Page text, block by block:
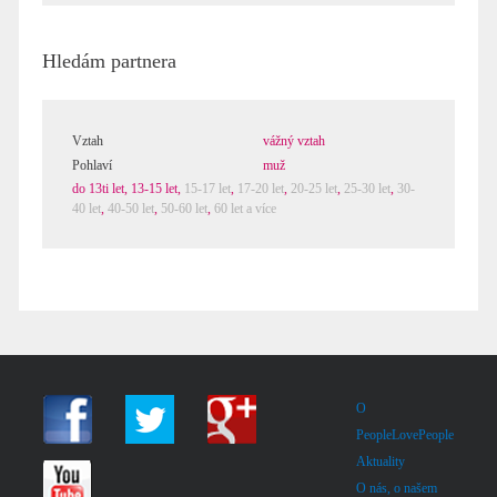
Hledám partnera
Vztah
vážný vztah
Pohlaví
muž
do 13ti let, 13-15 let, 15-17 let, 17-20 let, 20-25 let, 25-30 let, 30-
40 let, 40-50 let, 50-60 let, 60 let a více
O
PeopleLovePeople
Aktuality
O nás, o našem